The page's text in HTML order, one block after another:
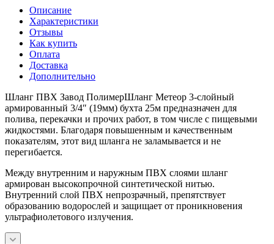
Описание
Характеристики
Отзывы
Как купить
Оплата
Доставка
Дополнительно
Шланг ПВХ Завод ПолимерШланг Метеор 3-слойный
армированный 3/4″ (19мм) бухта 25м предназначен для
полива, перекачки и прочих работ, в том числе с пищевыми
жидкостями. Благодаря повышенным и качественным
показателям, этот вид шланга не заламывается и не
перегибается.
Между внутренним и наружным ПВХ слоями шланг
армирован высокопрочной синтетической нитью.
Внутренний слой ПВХ непрозрачный, препятствует
образованию водорослей и защищает от проникновения
ультрафиолетового излучения.